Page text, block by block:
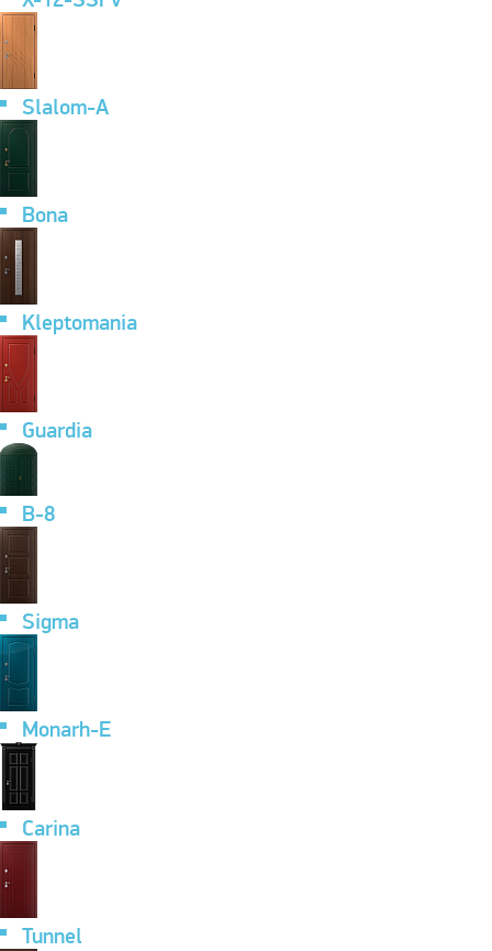
Slalom-A
Bona
Kleptomania
Guardia
B-8
Sigma
Monarh-E
Carina
Tunnel